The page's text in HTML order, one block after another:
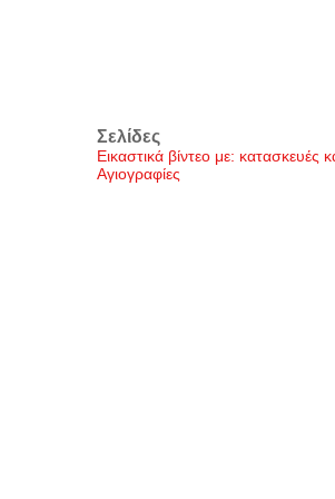
Σελίδες
Εικαστικά βίντεο με: κατασκευές
Αγιογραφίες